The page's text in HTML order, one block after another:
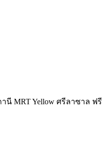
นี MRT Yellow ศรีลาซาล ฟรี